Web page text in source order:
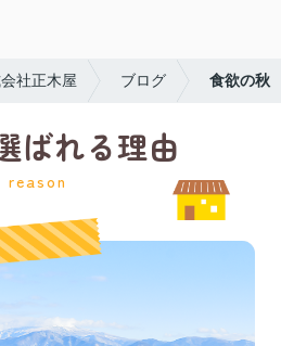
社正木屋 ブログ 食欲の秋
ばれる理由
reason